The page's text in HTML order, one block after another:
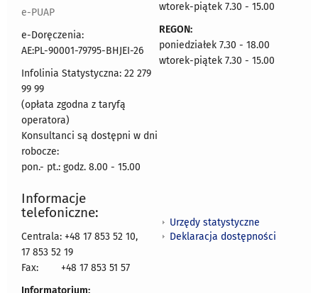
e-PUAP
e-Doręczenia:
AE:PL-90001-79795-BHJEI-26
Infolinia Statystyczna: 22 279
99 99
(opłata zgodna z taryfą
operatora)
Konsultanci są dostępni w dni
robocze:
pon.- pt.: godz. 8.00 - 15.00
wtorek-piątek 7.30 - 15.00
REGON:
poniedziałek 7.30 - 18.00
wtorek-piątek 7.30 - 15.00
Informacje
telefoniczne:
Centrala: +48 17 853 52 10,
17 853 52 19
Fax:
+48 17 853 51 57
Urzędy statystyczne
Deklaracja dostępności